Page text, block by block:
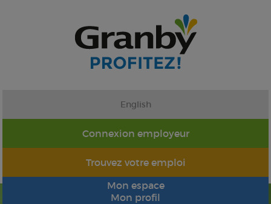
English
Connexion employeur
Trouvez votre emploi
Mon espace
Mon profil